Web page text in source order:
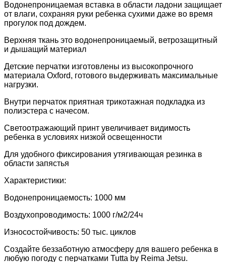
Водонепроницаемая вставка в области ладони защищает
от влаги, сохраняя руки ребенка сухими даже во время
прогулок под дождем.
Верхняя ткань это водонепроницаемый, ветрозащитный
и дышащий материал
Детские перчатки изготовлены из высокопрочного
материала Oxford, готового выдерживать максимальные
нагрузки.
Внутри перчаток приятная трикотажная подкладка из
полиэстера с начесом.
Светоотражающий принт увеличивает видимость
ребенка в условиях низкой освещенности
Для удобного фиксирования утягивающая резинка в
области запястья
Характеристики:
Водонепроницаемость: 1000 мм
Воздухопроводимость: 1000 г/м2/24ч
Износостойчивость: 50 тыс. циклов
Создайте беззаботную атмосферу для вашего ребенка в
любую погоду с перчатками Tutta by Reima Jetsu.